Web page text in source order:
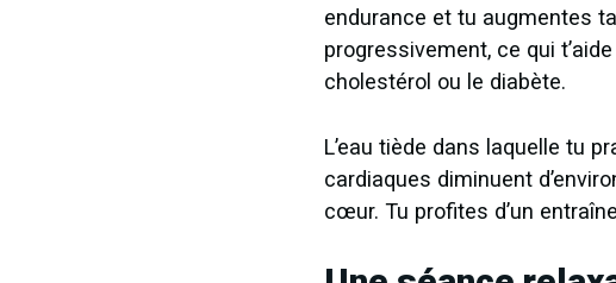
endurance et tu augmentes
progressivement, ce qui
cholestérol ou le diabète.
L’eau tiède dans laquelle tu
cardiaques diminuent
cœur. Tu profites d’un